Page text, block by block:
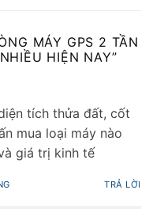
MÁY GPS 2 TẦN
HIỆN NAY”
tích thửa đất, cốt
mua loại máy nào
giá trị kinh tế
TRẢ LỜI